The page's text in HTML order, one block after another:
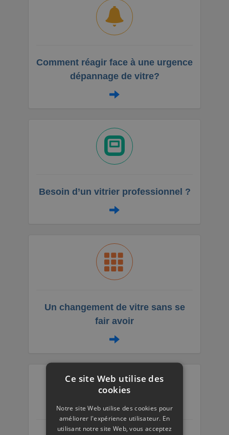
Comment réagir face à une urgence
dépannage de vitre?
Besoin d’un vitrier professionnel ?
Un changement de vitre sans se
fair avoir
Ce site Web utilise des
cookies
Notre site Web utilise des cookies pour
améliorer l'expérience utilisateur. En
utilisant notre site Web, vous acceptez